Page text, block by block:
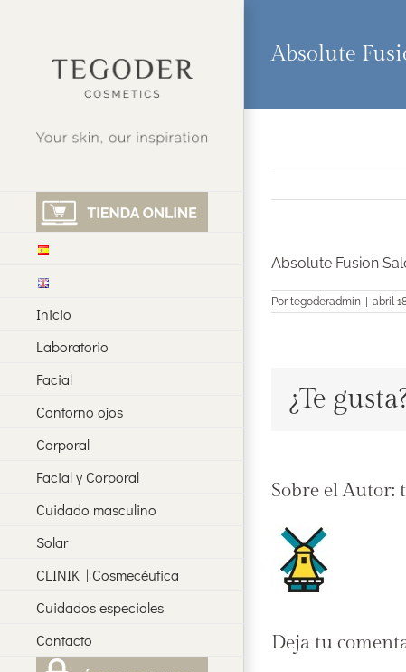
Inicio
Laboratorio
Facial
Contorno ojos
Corporal
Facial y Corporal
Cuidado masculino
Solar
CLINIK | Cosmecéutica
Cuidados especiales
Contacto
Absolute
Absolute Fusion
Por tegoderadmin abril
¿Te
Sobre el Autor:
Deja tu